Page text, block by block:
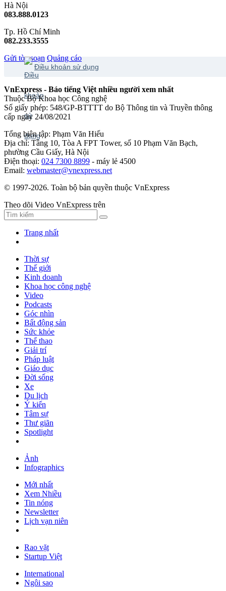
Hà Nội
083.888.0123
Tp. Hồ Chí Minh
082.233.3555
Gửi tòa soạn Quảng cáo
Điều khoản sử dụng
VnExpress - Báo tiếng Việt nhiều người xem nhất
Thuộc Bộ Khoa học Công nghệ
Số giấy phép: 548/GP-BTTTT do Bộ Thông tin và Truyền thông
cấp ngày 24/08/2021
Tổng biên tập: Phạm Văn Hiếu
Địa chỉ: Tầng 10, Tòa A FPT Tower, số 10 Phạm Văn Bạch,
phường Cầu Giấy, Hà Nội
Điện thoại: 024 7300 8899 - máy lẻ 4500
Email: webmaster@vnexpress.net
© 1997-2026. Toàn bộ bản quyền thuộc VnExpress
Theo dõi Video VnExpress trên
Trang nhất
Thời sự
Thế giới
Kinh doanh
Khoa học công nghệ
Video
Podcasts
Góc nhìn
Bất động sản
Sức khỏe
Thể thao
Giải trí
Pháp luật
Giáo dục
Đời sống
Xe
Du lịch
Ý kiến
Tâm sự
Thư giãn
Spotlight
Ảnh
Infographics
Mới nhất
Xem Nhiều
Tin nóng
Newsletter
Lịch vạn niên
Rao vặt
Startup Việt
International
Ngôi sao